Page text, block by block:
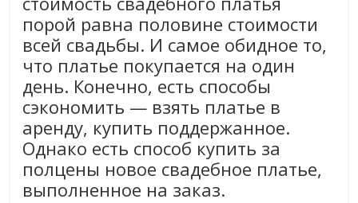
порой равна половине стоимости
всей свадьбы. И самое обидное то,
что платье покупается на один
день. Конечно, есть способы
сэкономить — взять платье в
аренду, купить поддержанное.
Однако есть способ купить за
полцены новое свадебное платье,
выполненное на заказ.